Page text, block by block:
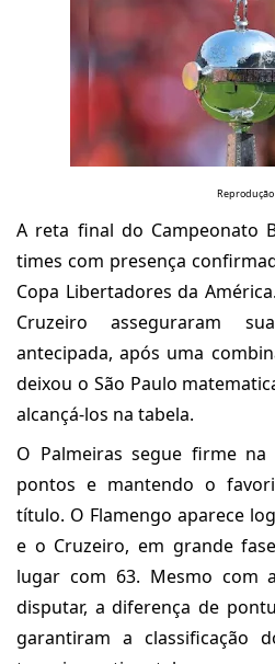
Reprodução
A reta final do Campeonato
times com presença
Copa Libertadores da
Cruzeiro asseguraram
antecipada, após uma
deixou o São Paulo
alcançá-los na tabela.
O Palmeiras segue firme na
pontos e mantendo o
título. O Flamengo aparece
e o Cruzeiro, em grande
lugar com 63. Mesmo com
disputar, a diferença de
garantiram a classificação